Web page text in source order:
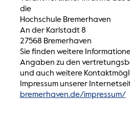
die
Hochschule Bremerhaven
An der Karlstadt 8
27568 Bremerhaven
Sie finden weitere
Angaben zu den
und auch weitere
Impressum unserer
bremerhaven.de/impressum/